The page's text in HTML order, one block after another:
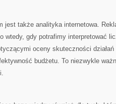
jest także analityka internetowa.
wtedy, gdy potrafimy interpretować
oceny skuteczności
budżetu. To niezwykle